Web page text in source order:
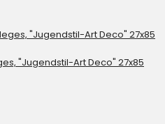
"Jugendstil-Art Deco" 27x85